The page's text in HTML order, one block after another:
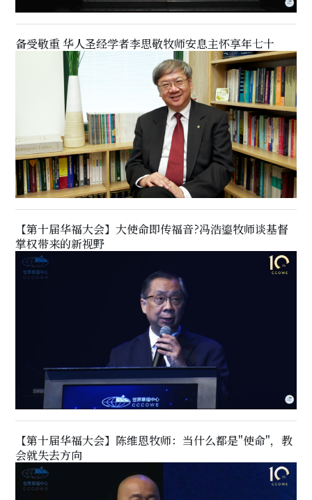
备受敬重 华人圣经学者李思敬牧师安息主怀享年七十
【第十届华福大会】大使命即传福音?冯浩鎏牧师谈基督
掌权带来的新视野
【第十届华福大会】陈维恩牧师：当什么都是"使命"，教
会就失去方向